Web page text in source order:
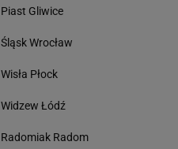
Piast Gliwice
Śląsk Wrocław
Wisła Płock
Widzew Łódź
Radomiak Radom